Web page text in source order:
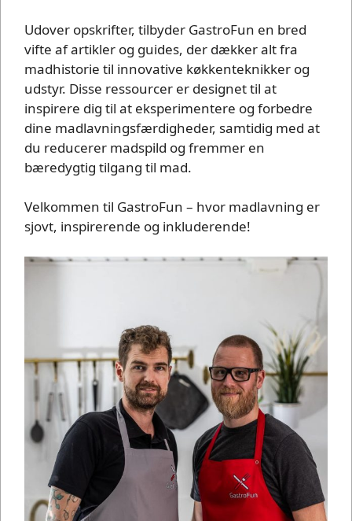
Udover opskrifter, tilbyder GastroFun en bred
vifte af artikler og guides, der dækker alt fra
madhistorie til innovative køkkenteknikker og
udstyr. Disse ressourcer er designet til at
inspirere dig til at eksperimentere og forbedre
dine madlavningsfærdigheder, samtidig med at
du reducerer madspild og fremmer en
bæredygtig tilgang til mad.
Velkommen til GastroFun – hvor madlavning er
sjovt, inspirerende og inkluderende!